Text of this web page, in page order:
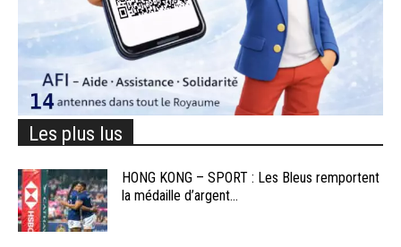
Les plus lus
HONG KONG – SPORT : Les Bleus remportent
la médaille d’argent...